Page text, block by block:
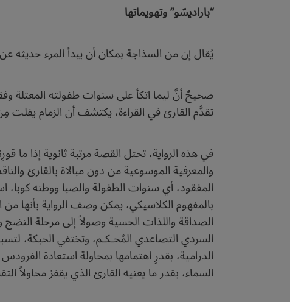
“باراديسّو” وتهويماتها
يُقال إن من السذاجة بمكان أن يبدأ المرء حديثه عن
صحيحٌ أنَّ ليما اتكأ على سنوات طفولته المعتلة
تقدَّم القارئ في القراءة، يكتشف أن الزمام يفلت
في هذه الرواية، تحتل القصة مرتبة ثانوية إذا
والمعرفية الموسوعية من دون مبالاة بالقارئ
المفقود، أي سنوات الطفولة والصبا ووطنه كوبا،
بالمفهوم الكلاسيكي، يمكن وصف الرواية بأنها
الصداقة واللذات الحسية وصولاً إلى مرحلة النضج
السردي التصاعدي المُحـكـم، وتختفي الحبكة،
الدرامية، بقدرِ اهتمامها بمحاولة استعادة
السماء، بقدر ما يعنيه القارئ الذي يقفز محاولاً